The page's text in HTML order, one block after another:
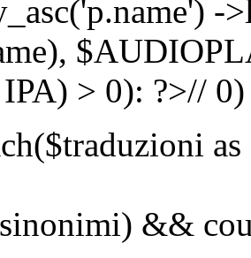
IPA) > 0): ?>//
sinonimi) &&